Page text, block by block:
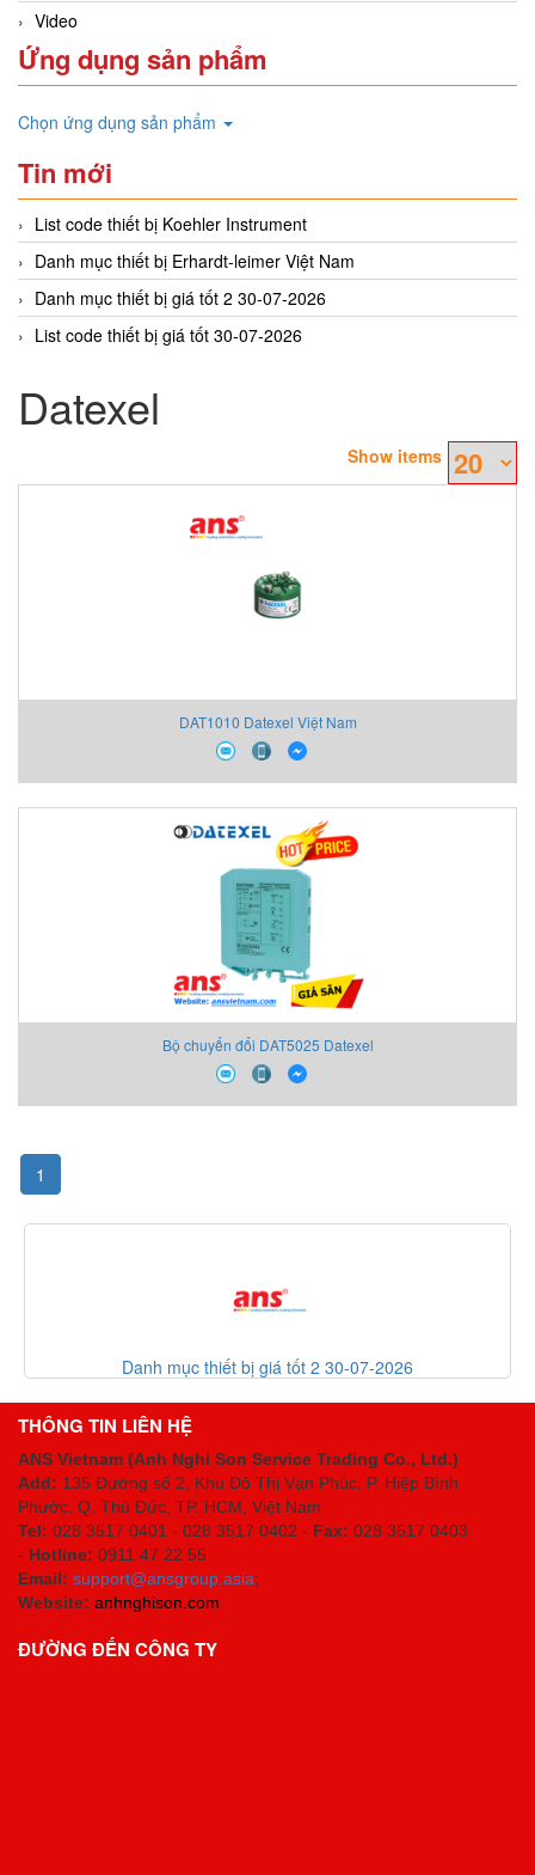
Video
Ứng dụng sản phẩm
Chọn ứng dụng sản phẩm
Tin mới
List code thiết bị Koehler Instrument
Danh mục thiết bị Erhardt-leimer Việt Nam
Danh mục thiết bị giá tốt 2 30-07-2026
List code thiết bị giá tốt 30-07-2026
Datexel
Show items
DAT1010 Datexel Việt Nam
Bộ chuyển đổi DAT5025 Datexel
1
Danh mục thiết bị giá tốt 2 30-07-2026
THÔNG TIN LIÊN HỆ
ANS Vietnam (Anh Nghi Son Service Trading Co., Ltd.)
Add: 135 Đường số 2, Khu Đô Thị Vạn Phúc, P. Hiệp Bình
Phước, Q. Thủ Đức, TP. HCM , Việt Nam
Tel: 028 3517 0401 - 028 3517 0402 - Fax: 028 3517 0403
- Hotline: 0911 47 22 55
Email: support@ansgroup.asia;
Website: anhnghison.com
ĐƯỜNG ĐẾN CÔNG TY